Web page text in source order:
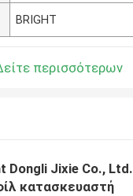
BRIGHT
περισσότερων
Dongli Jixie Co., Ltd.
κατασκευαστή